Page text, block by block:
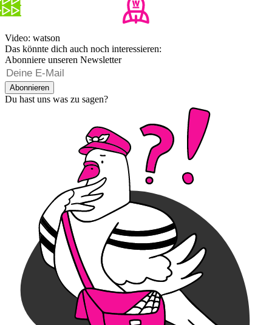
Video: watson
Das könnte dich auch noch interessieren:
Abonniere unseren Newsletter
Abonnieren
Du hast uns was zu sagen?